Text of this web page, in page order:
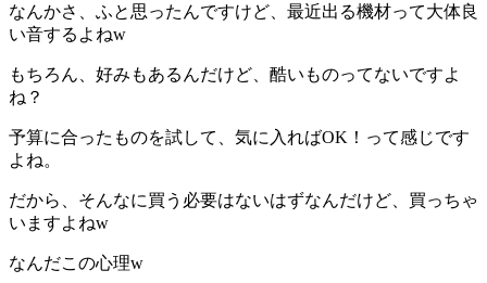
なんかさ、ふと思ったんですけど、最近出る機材って大体良
い音するよねw
もちろん、好みもあるんだけど、酷いものってないですよ
ね？
予算に合ったものを試して、気に入ればOK！って感じです
よね。
だから、そんなに買う必要はないはずなんだけど、買っちゃ
いますよねw
なんだこの心理w